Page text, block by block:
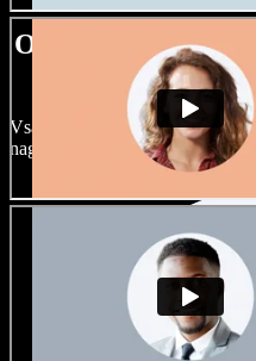
Ogromna izbira
ter
Vsak projekt je unikaten.
naglasov ter jih prilagodite po